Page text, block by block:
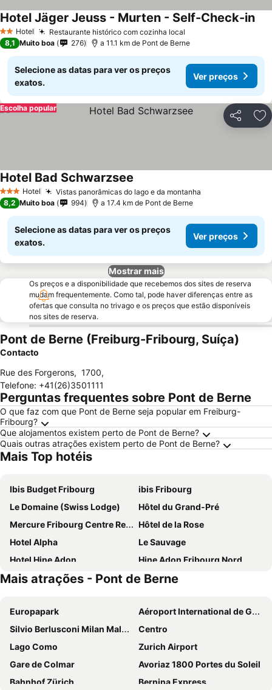
2 Estrelas
Hotel Restaurante histórico com cozinha local
Hotel Jäger Jeuss - Murten - Self-Check-in
8,1 Muito boa 276 a 11.1 km de Pont de Berne
Selecione as datas para ver os preços
exatos.
Ver preços
Partilhar
Escolha popular
3 EstrelasHotel Vistas panorâmicas do lago e da montanha
Hotel Bad Schwarzsee
8,2 Muito boa 994 a 17.4 km de Pont de Berne
Selecione as datas para ver os preços
exatos.
Ver preços
Mostrar mais
Os preços e a disponibilidade que recebemos dos sites de reserva
mudam frequentemente. Como tal, pode haver diferenças entre as
ofertas que consulta no trivago e os preços que estão disponíveis
nos sites de reserva.
Pont de Berne (Freiburg-Fribourg, Suíça)
Contacto
Rue des Forgerons, 1700,
Telefone: +41(26)3501111
Perguntas frequentes sobre Pont de Berne
O que faz com que Pont de Berne seja popular em Freiburg-
Fribourg?
Que alojamentos existem perto de Pont de Berne?
Quais outras atrações existem perto de Pont de Berne?
Mais Top hotéis
Ibis Budget Fribourg
ibis Fribourg
Le Domaine (Swiss Lodge)
Hôtel du Grand-Pré
Mercure Fribourg Centre Remparts
Hôtel de la Rose
Hotel Alpha
Le Sauvage
Hotel Hine Adon
Hine Adon Fribourg Nord
Hôtel la Suite
Gasthof Sternen Thörishaus
Hotel Acacia
Moléson
SeePark Hotel Murten
Hotel Murten
Hotel Bad Schwarzsee
Hotel Jäger
Hotel Schiff am See
Le Mont-Vully - Hôtel Restaurant
Hôtel des Innovations
Schloss Münchenwiler
Mais atrações - Pont de Berne
Europapark
Aéroport International de Genève - Geneva International Airport
Silvio Berlusconi Milan Malpensa Airport
Centro
Lago Como
Zurich Airport
Gare de Colmar
Avoriaz 1800 Portes du Soleil
Bahnhof Zürich
Bernina Express